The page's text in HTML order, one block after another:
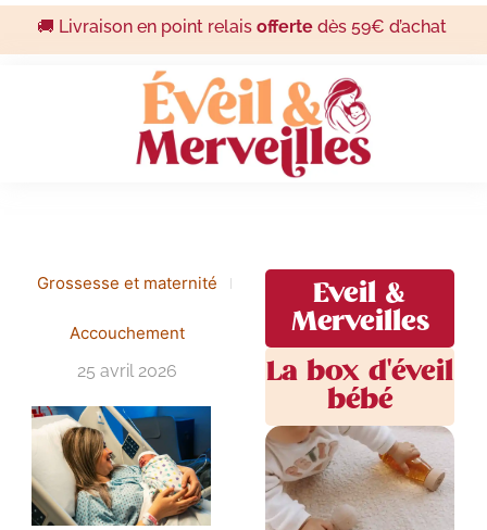
🚚 Livraison en point relais offertedès 59€ d’achat
Grossesse et maternité
Accouchement
25 avril 2026
Eveil &
Merveilles
La box d'éveil
bébé